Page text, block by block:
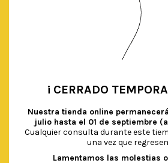
¡ CERRADO
Nuestra tienda online
julio hasta el 01 de septiembre
Cualquier consulta durante este
una vez que
Lamentamos las molestias